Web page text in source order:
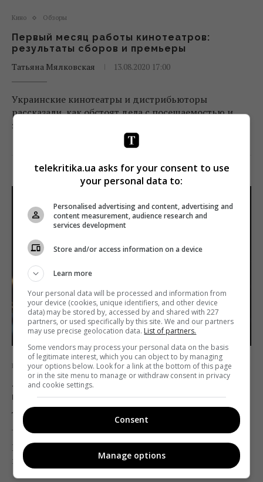
Кино Обзоры
Первый месяц работы кинотеатров:
результаты сборов и премьеры
Татьяна Мялковская
13.08.2020 17:00
Украинские кинотеатры и дистрибьюторы
рассказали, как обстоят дела с посещаемостью и
заработком.
Кино Обзоры
«Молодость-49»: каким будет
кинофестиваль
Татьяна Мялковская
05.08.2020 12:00
Показы под открытым небом, полная программа
мероприятия, формы аккредитаций и не только.
telekritika.ua asks for your consent to use
your personal data to:
Personalised advertising and content, advertising and
content measurement, audience research and
services development
Store and/or access information on a device
Learn more
Your personal data will be processed and information from
your device (cookies, unique identifiers, and other device
data) may be stored by, accessed by and shared with 227
partners, or used specifically by this site. We and our partners
may use precise geolocation data. List of partners.
Some vendors may process your personal data on the basis
of legitimate interest, which you can object to by managing
your options below. Look for a link at the bottom of this page
or in the site menu to manage or withdraw consent in privacy
and cookie settings.
Consent
Manage options